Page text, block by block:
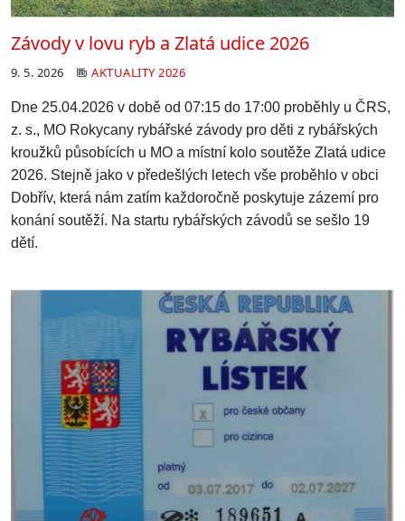
Závody v lovu ryb a Zlatá udice 2026
9. 5. 2026 AKTUALITY 2026
Dne 25.04.2026 v době od 07:15 do 17:00 proběhly u ČRS,
z. s., MO Rokycany rybářské závody pro děti z rybářských
kroužků působících u MO a místní kolo soutěže Zlatá udice
2026. Stejně jako v předešlých letech vše proběhlo v obci
Dobřív, která nám zatím každoročně poskytuje zázemí pro
konání soutěží. Na startu rybářských závodů se sešlo 19
dětí.